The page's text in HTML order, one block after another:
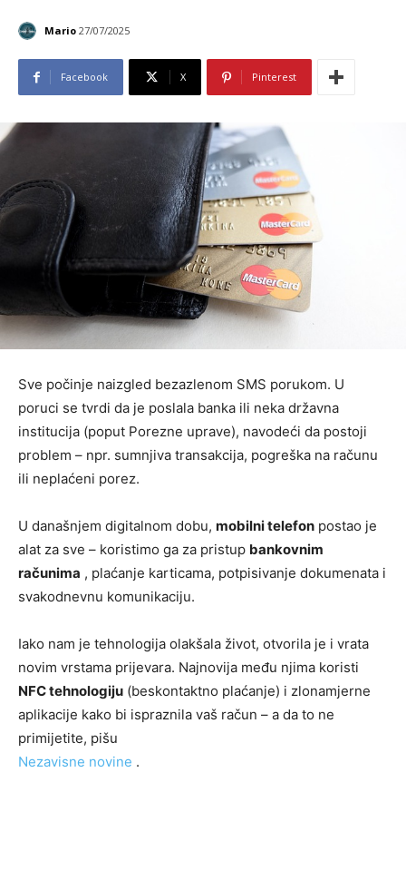
Mario 27/07/2025
Facebook X Pinterest
Sve počinje naizgled bezazlenom SMS porukom. U
poruci se tvrdi da je poslala banka ili neka državna
institucija (poput Porezne uprave), navodeći da postoji
problem – npr. sumnjiva transakcija, pogreška na računu
ili neplaćeni porez.
U današnjem digitalnom dobu, mobilni telefon postao je
alat za sve – koristimo ga za pristup bankovnim
računima , plaćanje karticama, potpisivanje dokumenata i
svakodnevnu komunikaciju.
Iako nam je tehnologija olakšala život, otvorila je i vrata
novim vrstama prijevara. Najnovija među njima koristi
NFC tehnologiju (beskontaktno plaćanje) i zlonamjerne
aplikacije kako bi ispraznila vaš račun – a da to ne
primijetite, pišu
Nezavisne novine .